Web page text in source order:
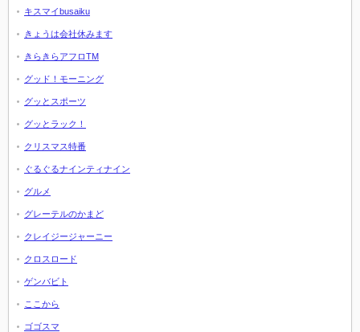
キスマイbusaiku
きょうは会社休みます
きらきらアフロTM
グッド！モーニング
グッとスポーツ
グッとラック！
クリスマス特番
ぐるぐるナインティナイン
グルメ
グレーテルのかまど
クレイジージャーニー
クロスロード
ゲンバビト
ここから
ゴゴスマ